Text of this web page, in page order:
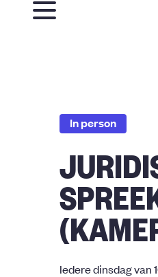
In person
Iedere dinsdag van